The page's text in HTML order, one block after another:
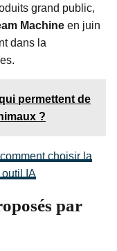
grand public,
Machine en juin
dans la
permettent de
?
choisir la
outil IA
par